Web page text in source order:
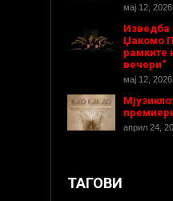
мај 12, 2026
Изведба
Џакомо
рамките
вечери“
мај 12, 2026
април 24,
ТАГОВИ